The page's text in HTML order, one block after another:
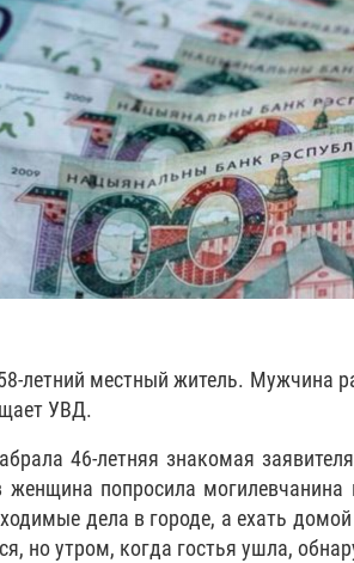
летний местный житель. Мужчина
УВД.
46-летняя знакомая
попросила могилевчанина
дела в городе, а ехать
но утром, когда гостья ушла,